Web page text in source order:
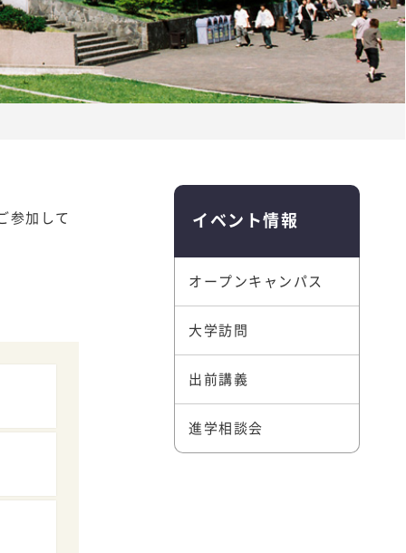
北海道 室蘭の暮らし
学外活動
施設案内
サークル活動
就職・進路
参加して
イベント情報
オープンキャンパス
大学訪問
出前講義
進学相談会